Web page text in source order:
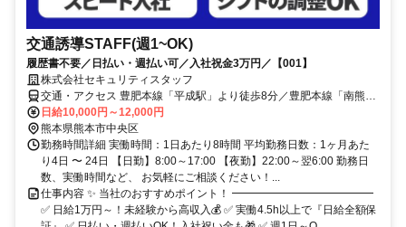
交通誘導STAFF(週1~OK)
履歴書不要／日払い・週払い可／入社祝金3万円／【001】
株式会社セキュリティスタッフ
交通・アクセス 豊肥本線「平成駅」より徒歩8分／豊肥本線「南熊本
駅」より徒歩13分／熊本市電健軍線「河原町駅」より車で8分
日給10,000円～12,000円
熊本県熊本市中央区
勤務時間詳細 実働時間：1日あたり8時間 平均勤務日数：1ヶ月あた
り4日 〜 24日 【日勤】8:00～17:00 【夜勤】22:00～翌6:00 勤務日
数、実働時間など、 お気軽にご相談ください！...
仕事内容 ✨ 当社のおすすめポイント！ ━━━━━━━━━━━━━
✅ 日給1万円～！未経験から高収入💰 ✅ 実働4.5h以上で『日給全額保